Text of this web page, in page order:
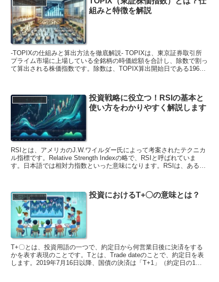
指数、香港ハンセン株価指数などがあります。 インデックスは、市
場全体の動きを表すため、投資家が市場の動向を把握するのに役立ち
ます。また、インデックスに連動した投資信託や上場投資信託
（ETF）などの金融商品も多数あり、投資家にとってインデックスは
身近な存在となっています。
知っ得投資用語
組みと特徴を解説
-TOPIXの仕組みと算出方法を徹底解説- TOPIXは、東京証券取引所
プライム市場に上場している全銘柄の時価総額を合計し、除数で割っ
て算出される株価指数です。除数は、TOPIX算出開始日である1968
方法は、以下の通りです。 1. まず、東京証券取引所プライム市場に
上場している全銘柄の時価総額を合計します。 2. 次に、除数で割り
ます。 3. 最後に、100を掛けて、TOPIXの値を算出します。 TOPIX
は、毎日算出され、東京証券取引所のウェブサイトや、新聞、テレビ
などで発表されます。 TOPIXは、日本の株式市場全体の動きをみる
代表的な株価指標であり、日経平均株価と並んで、投資家や市場関係
者から広く利用されています。
知っ得投資用語
投資戦略に役立つ！RSIの基本と
使い方をわかりやすく解説します
RSIとは、アメリカのJ.W.ワイルダー氏によって考案されたテクニカ
ル指標です。Relative Strength Indexの略で、RSIと呼ばれていま
す。日本語では相対力指数といった意味になります。RSIは、ある一
からが買われ過ぎといった使われ方をします。RSIは、株価の過熱感
や過冷却感を見る指標としてよく使われます。RSIが25パーセント以
下になると、株価が売られ過ぎていると判断され、買いサインとされ
ます。逆に、RSIが70パーセント以上になると、株価が買われ過ぎて
いると判断され、売りサインとされます。RSIは、株価のトレンドを
判断する指標としてもよく使われます。RSIが上昇トレンドにある場
合、株価の上昇が続くと判断され、買いサインとされます。逆に、
RSIが下降トレンドにある場合、株価の下落が続くと判断され、売り
サインとされます。RSIは、株価の分析に役立つテクニカル指標で
す。RSIを上手く活用することで、株価のトレンドを判断し、利益を
上げることができます。
知っ得投資用語 投資におけるT+〇の意味とは？
T+〇とは、投資用語の一つで、約定日から何営業日後に決済をする
かを表す表現のことです。Tとは、Trade dateのことで、約定日を表
します。2019年7月16日以降、国債の決済は「T+1」（約定日の1日